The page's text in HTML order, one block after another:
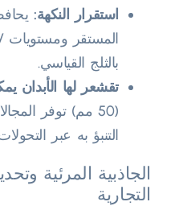
استقرار النكهة:
بالثلج القياسي.
تقشعر لها الأبدان
(50 مم) توفر
التنبؤ به عبر
الجاذبية المرئية
التجارية